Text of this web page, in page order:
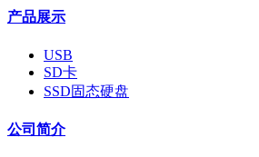
产品展示
USB
SD卡
SSD固态硬盘
公司简介